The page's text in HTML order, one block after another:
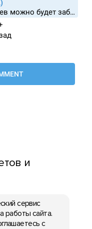
и
Все права
сервис
работы сайта.
с